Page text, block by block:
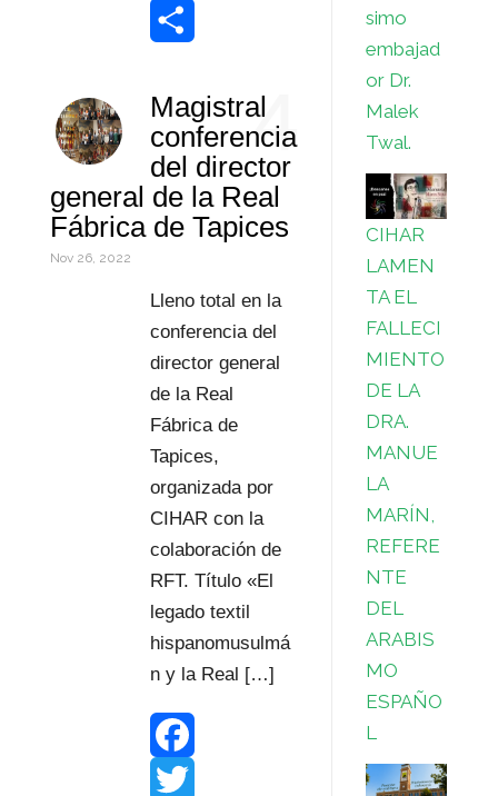
o
ee
n
A
p
p
n
e
r
e
s
m
W
r
d
P
r
s
s
o
m
p
a
t
i
r
4
Magistral
conferencia
del director
general de la Real
Fábrica de Tapices
Nov 26, 2022
Lleno total en la
conferencia del
director general
de la Real
Fábrica de
Tapices,
organizada por
CIHAR con la
colaboración de
RFT. Título «El
legado textil
hispanomusulmá
n y la Real […]
F
simo
embajad
or Dr.
Malek
Twal.
CIHAR
LAMEN
TA EL
FALLECI
MIENTO
DE LA
DRA.
MANUE
LA
MARÍN,
REFERE
NTE
DEL
ARABIS
MO
ESPAÑO
L